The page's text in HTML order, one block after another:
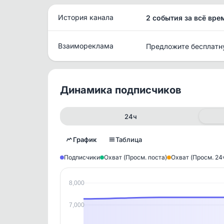
История канала 2 события за всё
Взаимореклама Предложите
Динамика подписчиков
24ч
График Таблица
Подписчики Охват (Просм. поста) Охват (Просм.
8,000
7,000